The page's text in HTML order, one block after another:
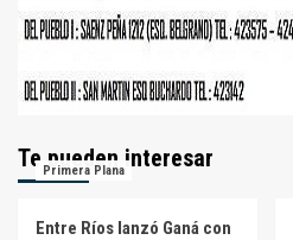
Te pueden interesar
Primera Plana
Entre Ríos lanzó Ganá con